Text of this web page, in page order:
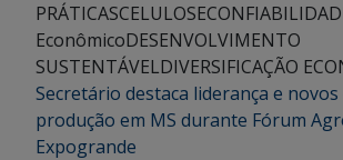
PRÁTICASCELULOSE
EconômicoDESENVOLVIMENTO
SUSTENTÁVELDIVERSIFICAÇÃO
Secretário destaca liderança e
produção em MS durante Fórum
Expogrande